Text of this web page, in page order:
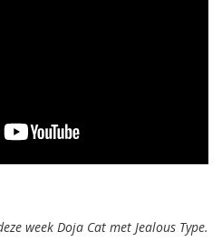
week Doja Cat met Jealous Type.